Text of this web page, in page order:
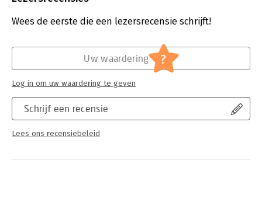
Uitgever:
Querido
Literatuur en romans
Wees de eerste die een lezersrecensie schrijft!
Schrijf een recensie
Lees ons recensiebeleid
Uw waardering ?
Log in om uw waardering te geven